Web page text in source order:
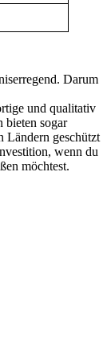
Darum
und qualitativ
bieten sogar
Ländern geschützt
wenn du
möchtest.